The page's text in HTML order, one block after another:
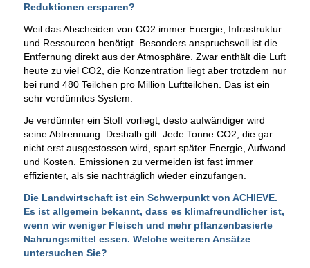
Reduktionen ersparen?
Weil das Abscheiden von CO2 immer Energie, Infrastruktur
und Ressourcen benötigt. Besonders anspruchsvoll ist die
Entfernung direkt aus der Atmosphäre. Zwar enthält die Luft
heute zu viel CO2, die Konzentration liegt aber trotzdem nur
bei rund 480 Teilchen pro Million Luftteilchen. Das ist ein
sehr verdünntes System.
Je verdünnter ein Stoff vorliegt, desto aufwändiger wird
seine Abtrennung. Deshalb gilt: Jede Tonne CO2, die gar
nicht erst ausgestossen wird, spart später Energie, Aufwand
und Kosten. Emissionen zu vermeiden ist fast immer
effizienter, als sie nachträglich wieder einzufangen.
Die Landwirtschaft ist ein Schwerpunkt von ACHIEVE.
Es ist allgemein bekannt, dass es klimafreundlicher ist,
wenn wir weniger Fleisch und mehr pflanzenbasierte
Nahrungsmittel essen. Welche weiteren Ansätze
untersuchen Sie?